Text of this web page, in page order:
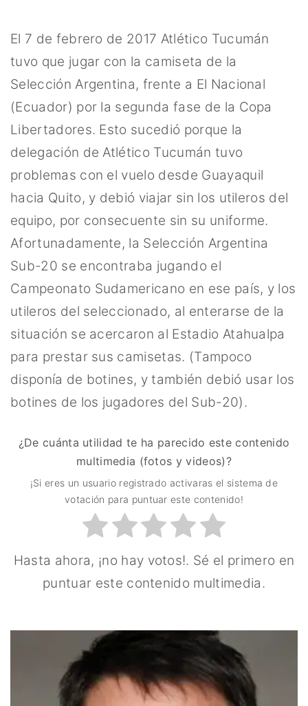
El 7 de febrero de 2017 Atlético Tucumán
tuvo que jugar con la camiseta de la
Selección Argentina, frente a El Nacional
(Ecuador) por la segunda fase de la Copa
Libertadores. Esto sucedió porque la
delegación de Atlético Tucumán tuvo
problemas con el vuelo desde Guayaquil
hacia Quito, y debió viajar sin los utileros del
equipo, por consecuente sin su uniforme.
Afortunadamente, la Selección Argentina
Sub-20 se encontraba jugando el
Campeonato Sudamericano en ese país, y los
utileros del seleccionado, al enterarse de la
situación se acercaron al Estadio Atahualpa
para prestar sus camisetas. (Tampoco
disponía de botines, y también debió usar los
botines de los jugadores del Sub-20).
¿De cuánta utilidad te ha parecido este contenido
multimedia (fotos y videos)?
¡Si eres un usuario registrado activaras el sistema de
votación para puntuar este contenido!
Hasta ahora, ¡no hay votos!. Sé el primero en
puntuar este contenido multimedia.